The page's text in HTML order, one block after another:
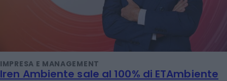
IMPRESA E MANAGEMENT
Iren Ambiente sale al 100% di ETAmbiente